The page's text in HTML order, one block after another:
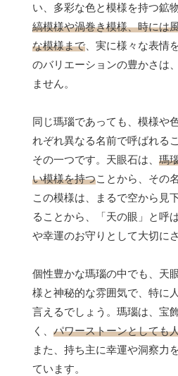
い、多彩な色と模様を持つ鉱
縞模様や渦巻き模様、時には
な模様まで 、実に様々な表情
のバリエーションの豊かさは
ません。
同じ瑪瑙であっても、模様や
れぞれ異なる名前で呼ばれる
その一つです。天眼石は、 瑪
い模様を持つことから、その
この模様は、まるで空から見
ることから、「天の眼」と呼
や幸運のお守りとして大切に
個性豊かな瑪瑙の中でも、天
様と神秘的な雰囲気で、特に
言えるでしょう。瑪瑙は、宝
く、 パワーストーンとしても
また、持ち主に幸運や洞察力
ています。